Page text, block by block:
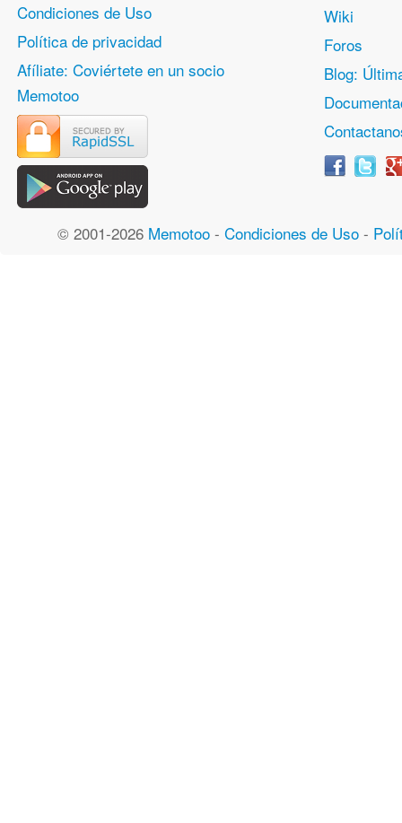
Condiciones de Uso
Política de privacidad
Afíliate: Coviértete en un socio
Memotoo
Wiki
Foros
Blog:
© 2001-2026 Memotoo- Condiciones de Uso-